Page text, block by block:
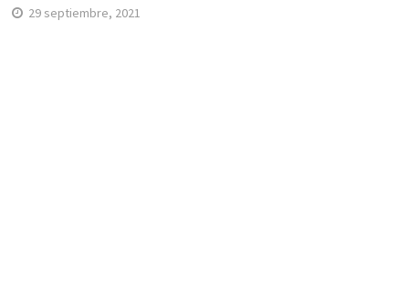
29 septiembre, 2021